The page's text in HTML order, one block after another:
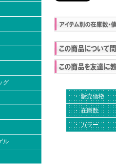
グ
ル
・ 販売価格
・ 在庫数
・ カラー